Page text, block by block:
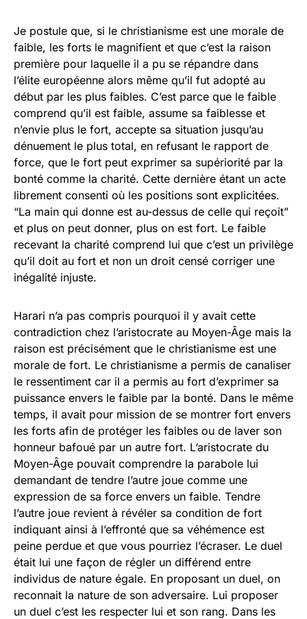
Je postule que, si le christianisme est une morale de
faible, les forts le magnifient et que c’est la raison
première pour laquelle il a pu se répandre dans
l’élite européenne alors même qu’il fut adopté au
début par les plus faibles. C’est parce que le faible
comprend qu’il est faible, assume sa faiblesse et
n’envie plus le fort, accepte sa situation jusqu’au
dénuement le plus total, en refusant le rapport de
force, que le fort peut exprimer sa supériorité par la
bonté comme la charité. Cette dernière étant un acte
librement consenti où les positions sont explicitées.
“La main qui donne est au-dessus de celle qui reçoit”
et plus on peut donner, plus on est fort. Le faible
recevant la charité comprend lui que c’est un privilège
qu’il doit au fort et non un droit censé corriger une
inégalité injuste.
Harari n’a pas compris pourquoi il y avait cette
contradiction chez l’aristocrate au Moyen-Âge mais la
raison est précisément que le christianisme est une
morale de fort. Le christianisme a permis de canaliser
le ressentiment car il a permis au fort d’exprimer sa
puissance envers le faible par la bonté. Dans le même
temps, il avait pour mission de se montrer fort envers
les forts afin de protéger les faibles ou de laver son
honneur bafoué par un autre fort. L’aristocrate du
Moyen-Âge pouvait comprendre la parabole lui
demandant de tendre l’autre joue comme une
expression de sa force envers un faible. Tendre
l’autre joue revient à révéler sa condition de fort
indiquant ainsi à l’effronté que sa véhémence est
peine perdue et que vous pourriez l’écraser. Le duel
était lui une façon de régler un différend entre
individus de nature égale. En proposant un duel, on
reconnait la nature de son adversaire. Lui proposer
un duel c’est les respecter lui et son rang. Dans les